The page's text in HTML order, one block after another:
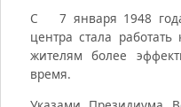
С 7 января 1948
центра стала
жителям более
время.